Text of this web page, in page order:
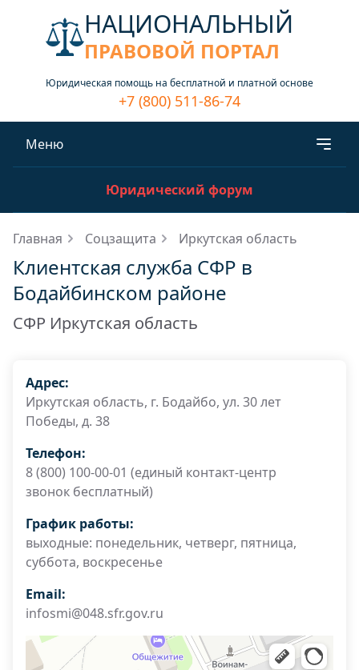
НАЦИОНАЛЬНЫЙ
ПРАВОВОЙ ПОРТАЛ
Юридическая помощь на бесплатной и платной основе
+7 (800) 511-86-74
Меню
Юридический форум
Главная Соцзащита Иркутская область
Клиентская служба СФР в
Бодайбинском районе
СФР Иркутская область
Адрес:
Иркутская область, г. Бодайбо, ул. 30 лет
Победы, д. 38
Телефон:
8 (800) 100-00-01 (единый контакт-центр
звонок бесплатный)
График работы:
выходные: понедельник, четверг, пятница,
суббота, воскресенье
Email:
infosmi@048.sfr.gov.ru